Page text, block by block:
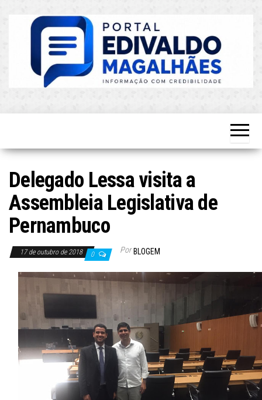
Atualizado!
Delegado Lessa visita a
Assembleia Legislativa de
Pernambuco
17 de outubro de 2018 0 Por BLOGEM